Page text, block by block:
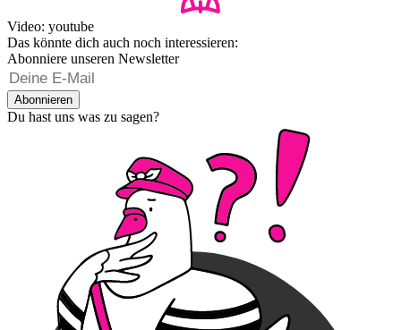
Video: youtube
Das könnte dich auch noch interessieren:
Abonniere unseren Newsletter
Abonnieren
Du hast uns was zu sagen?